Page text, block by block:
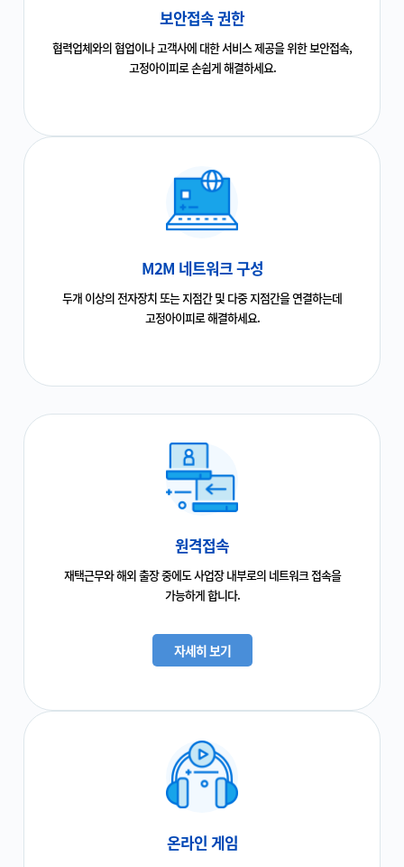
보안접속 권한
협력업체와의 협업이나 고객사에 대한 서비스 제공을 위한 보안접속,
고정아이피로 손쉽게 해결하세요.
M2M 네트워크 구성
두개 이상의 전자장치 또는 지점간 및 다중 지점간을 연결하는데
고정아이피로 해결하세요.
원격접속
재택근무와 해외 출장 중에도 사업장 내부로의 네트워크 접속을
가능하게 합니다.
자세히 보기
온라인 게임